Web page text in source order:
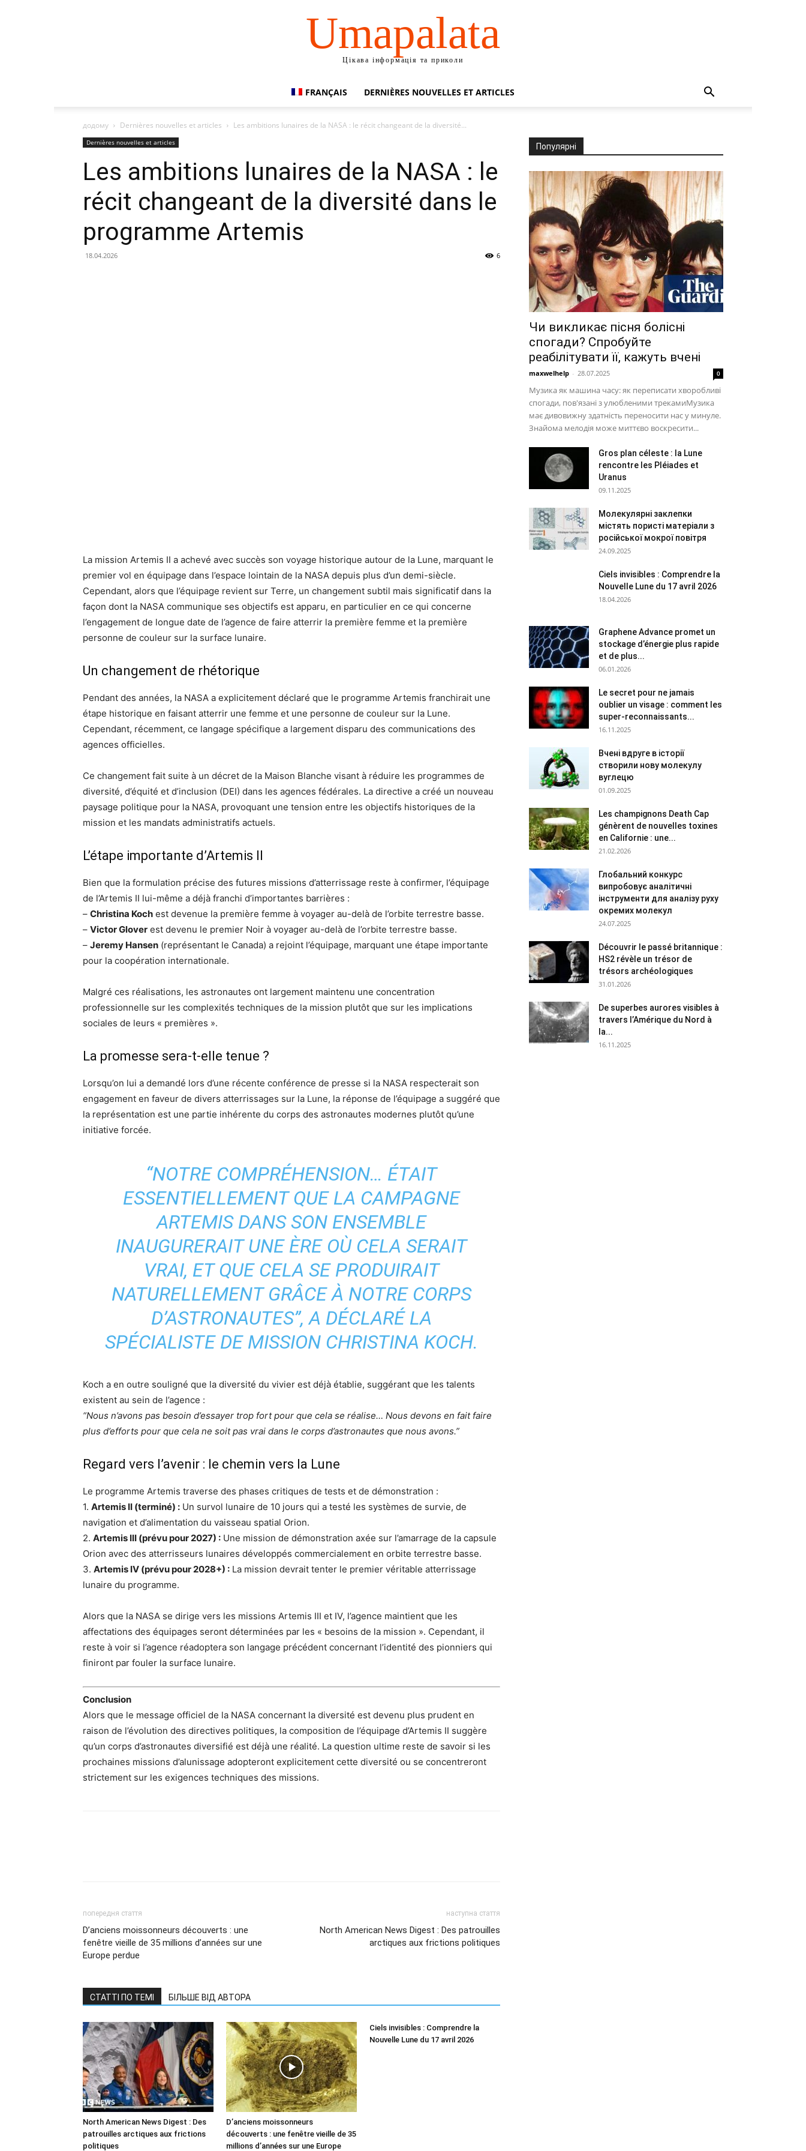
Umapalata
Цікава інформація та приколи
FRANÇAIS DERNIÈRES NOUVELLES ET ARTICLES
додому Dernières nouvelles et articles Les ambitions lunaires de la NASA : le récit changeant de la diversité...
Dernières nouvelles et articles
Les ambitions lunaires de la NASA : le
récit changeant de la diversité dans le
programme Artemis
18.04.2026 6
La mission Artemis II a achevé avec succès son voyage historique autour de la Lune, marquant le
premier vol en équipage dans l’espace lointain de la NASA depuis plus d’un demi-siècle.
Cependant, alors que l’équipage revient sur Terre, un changement subtil mais significatif dans la
façon dont la NASA communique ses objectifs est apparu, en particulier en ce qui concerne
l’engagement de longue date de l’agence de faire atterrir la première femme et la première
personne de couleur sur la surface lunaire.
Un changement de rhétorique
Pendant des années, la NASA a explicitement déclaré que le programme Artemis franchirait une
étape historique en faisant atterrir une femme et une personne de couleur sur la Lune.
Cependant, récemment, ce langage spécifique a largement disparu des communications des
agences officielles.
Ce changement fait suite à un décret de la Maison Blanche visant à réduire les programmes de
diversité, d’équité et d’inclusion (DEI) dans les agences fédérales. La directive a créé un nouveau
paysage politique pour la NASA, provoquant une tension entre les objectifs historiques de la
mission et les mandats administratifs actuels.
L’étape importante d’Artemis II
Bien que la formulation précise des futures missions d’atterrissage reste à confirmer, l’équipage
de l’Artemis II lui-même a déjà franchi d’importantes barrières :
– Christina Koch est devenue la première femme à voyager au-delà de l’orbite terrestre basse.
– Victor Glover est devenu le premier Noir à voyager au-delà de l’orbite terrestre basse.
– Jeremy Hansen (représentant le Canada) a rejoint l’équipage, marquant une étape importante
pour la coopération internationale.
Malgré ces réalisations, les astronautes ont largement maintenu une concentration
professionnelle sur les complexités techniques de la mission plutôt que sur les implications
sociales de leurs « premières ».
La promesse sera-t-elle tenue ?
Lorsqu’on lui a demandé lors d’une récente conférence de presse si la NASA respecterait son
engagement en faveur de divers atterrissages sur la Lune, la réponse de l’équipage a suggéré que
la représentation est une partie inhérente du corps des astronautes modernes plutôt qu’une
initiative forcée.
“NOTRE COMPRÉHENSION… ÉTAIT
ESSENTIELLEMENT QUE LA CAMPAGNE
ARTEMIS DANS SON ENSEMBLE
INAUGURERAIT UNE ÈRE OÙ CELA SERAIT
VRAI, ET QUE CELA SE PRODUIRAIT
NATURELLEMENT GRÂCE À NOTRE CORPS
D’ASTRONAUTES”, A DÉCLARÉ LA
SPÉCIALISTE DE MISSION CHRISTINA KOCH.
Koch a en outre souligné que la diversité du vivier est déjà établie, suggérant que les talents
existent au sein de l’agence :
“Nous n’avons pas besoin d’essayer trop fort pour que cela se réalise… Nous devons en fait faire
plus d’efforts pour que cela ne soit pas vrai dans le corps d’astronautes que nous avons.”
Regard vers l’avenir : le chemin vers la Lune
Le programme Artemis traverse des phases critiques de tests et de démonstration :
1. Artemis II (terminé) : Un survol lunaire de 10 jours qui a testé les systèmes de survie, de
navigation et d’alimentation du vaisseau spatial Orion.
2. Artemis III (prévu pour 2027) : Une mission de démonstration axée sur l’amarrage de la capsule
Orion avec des atterrisseurs lunaires développés commercialement en orbite terrestre basse.
3. Artemis IV (prévu pour 2028+) : La mission devrait tenter le premier véritable atterrissage
lunaire du programme.
Alors que la NASA se dirige vers les missions Artemis III et IV, l’agence maintient que les
affectations des équipages seront déterminées par les « besoins de la mission ». Cependant, il
reste à voir si l’agence réadoptera son langage précédent concernant l’identité des pionniers qui
finiront par fouler la surface lunaire.
Conclusion
Alors que le message officiel de la NASA concernant la diversité est devenu plus prudent en
raison de l’évolution des directives politiques, la composition de l’équipage d’Artemis II suggère
qu’un corps d’astronautes diversifié est déjà une réalité. La question ultime reste de savoir si les
prochaines missions d’alunissage adopteront explicitement cette diversité ou se concentreront
strictement sur les exigences techniques des missions.
попередня стаття
D’anciens moissonneurs découverts : une
fenêtre vieille de 35 millions d’années sur une
Europe perdue
наступна стаття
North American News Digest : Des patrouilles
arctiques aux frictions politiques
СТАТТІ ПО ТЕМІ БІЛЬШЕ ВІД АВТОРА
North American News Digest : Des
patrouilles arctiques aux frictions
politiques
D’anciens moissonneurs
découverts : une fenêtre vieille de 35
millions d’années sur une Europe
Ciels invisibles : Comprendre la
Nouvelle Lune du 17 avril 2026
Популярні
Чи викликає пісня болісні
спогади? Спробуйте
реабілітувати її, кажуть вчені
maxwelhelp - 28.07.2025 0
Музика як машина часу: як переписати хворобливі
спогади, пов'язані з улюбленими трекамиМузика
має дивовижну здатність переносити нас у минуле.
Знайома мелодія може миттєво воскресити...
Gros plan céleste : la Lune
rencontre les Pléiades et
Uranus
09.11.2025
Молекулярні заклепки
містять пористі матеріали з
російської мокрої повітря
24.09.2025
Ciels invisibles : Comprendre la
Nouvelle Lune du 17 avril 2026
18.04.2026
Graphene Advance promet un
stockage d’énergie plus rapide
et de plus...
06.01.2026
Le secret pour ne jamais
oublier un visage : comment les
super-reconnaissants...
16.11.2025
Вчені вдруге в історії
створили нову молекулу
вуглецю
01.09.2025
Les champignons Death Cap
génèrent de nouvelles toxines
en Californie : une...
21.02.2026
Глобальний конкурс
випробовує аналітичні
інструменти для аналізу руху
окремих молекул
24.07.2025
Découvrir le passé britannique :
HS2 révèle un trésor de
trésors archéologiques
31.01.2026
De superbes aurores visibles à
travers l’Amérique du Nord à
la...
16.11.2025